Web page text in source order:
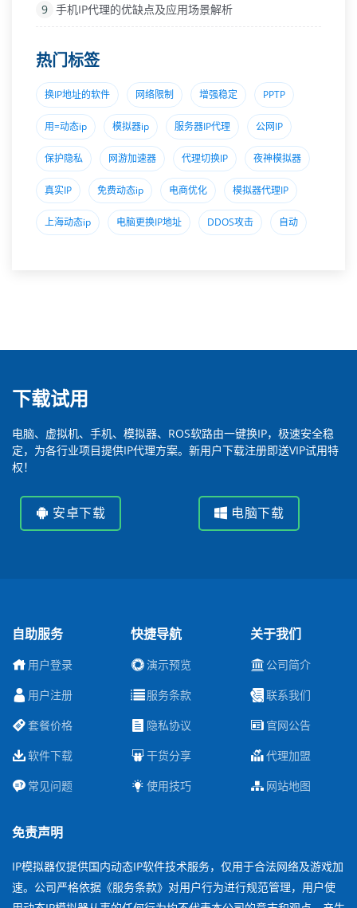
9 手机IP代理的优缺点及应用场景解析
热门标签
换IP地址的软件 网络限制 增强稳定 PPTP
用=动态ip 模拟器ip 服务器IP代理 公网IP
保护隐私 网游加速器 代理切换IP 夜神模拟器
真实IP 免费动态ip 电商优化 模拟器代理IP
上海动态ip 电脑更换IP地址 DDOS攻击 自动
下载试用
电脑、虚拟机、手机、模拟器、ROS软路由一键换IP，极速安全稳
定，为各行业项目提供IP代理方案。新用户下载注册即送VIP试用特
权！
安卓下载 电脑下载
自助服务
用户登录
用户注册
套餐价格
软件下载
常见问题
快捷导航
演示预览
服务条款
隐私协议
干货分享
使用技巧
关于我们
公司简介
联系我们
官网公告
代理加盟
网站地图
免责声明
IP模拟器仅提供国内动态IP软件技术服务，仅用于合法网络及游戏加
速。公司严格依据《服务条款》对用户行为进行规范管理，用户使